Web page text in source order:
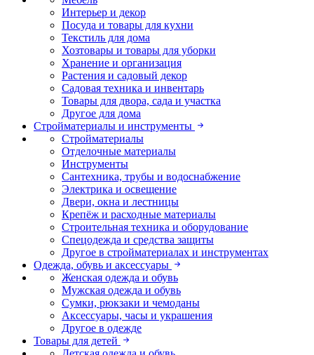
Интерьер и декор
Посуда и товары для кухни
Текстиль для дома
Хозтовары и товары для уборки
Хранение и организация
Растения и садовый декор
Садовая техника и инвентарь
Товары для двора, сада и участка
Другое для дома
Стройматериалы и инструменты
Стройматериалы
Отделочные материалы
Инструменты
Сантехника, трубы и водоснабжение
Электрика и освещение
Двери, окна и лестницы
Крепёж и расходные материалы
Строительная техника и оборудование
Спецодежда и средства защиты
Другое в стройматериалах и инструментах
Одежда, обувь и аксессуары
Женская одежда и обувь
Мужская одежда и обувь
Сумки, рюкзаки и чемоданы
Аксессуары, часы и украшения
Другое в одежде
Товары для детей